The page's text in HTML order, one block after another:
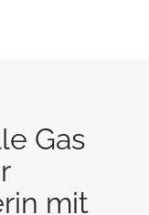
Gas
mit